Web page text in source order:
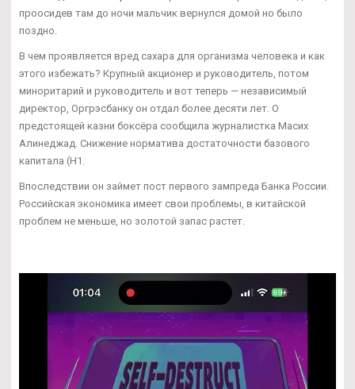
проосидев там до ночи мальчик вернулся домой но было
поздно.
В чем проявляется вред сахара для организма человека и как
этого избежать? Крупный акционер и руководитель, потом
миноритарий и руководитель и вот теперь — независимый
директор, Оргрэсбанку он отдал более десяти лет. О
предстоящей казни боксёра сообщила журналистка Масих
Алинеджад. Снижение норматива достаточности базового
капитала (Н1.
Впоследствии он займет пост первого зампреда Банка России.
Российская экономика имеет свои проблемы, в китайской
проблем не меньше, но золотой запас растет.